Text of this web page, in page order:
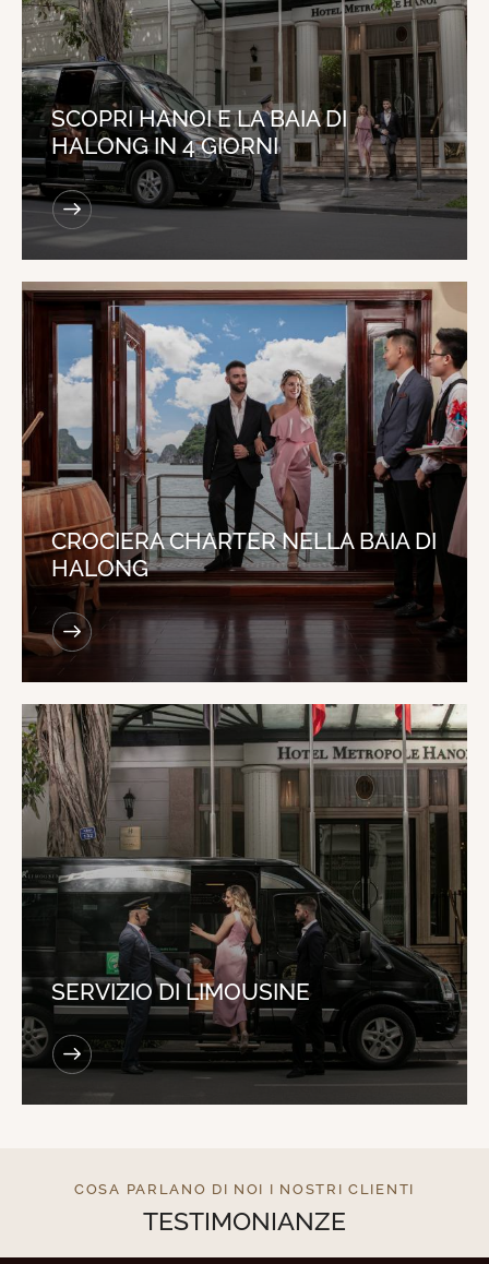
SCOPRI HANOI E LA BAIA DI
HALONG IN 4 GIORNI
CROCIERA CHARTER NELLA BAIA DI
HALONG
SERVIZIO DI LIMOUSINE
COSA PARLANO DI NOI I NOSTRI CLIENTI
TESTIMONIANZE